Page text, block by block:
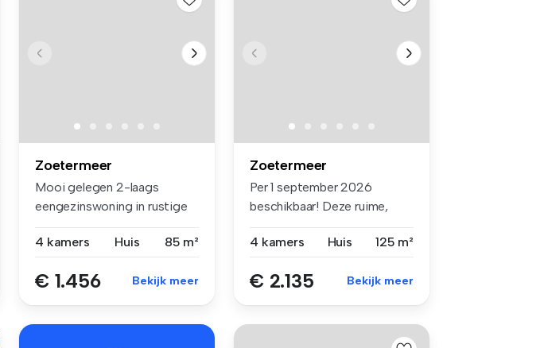
Zoetermeer
Mooi gelegen 2-laags
eengezinswoning in rustige
4 kamers
Huis 85 m²
€ 1.456 Bekijk meer
Zoetermeer
Per 1 september 2026
beschikbaar! Deze ruime,
4 kamers
Huis 125 m²
€ 2.135 Bekijk meer